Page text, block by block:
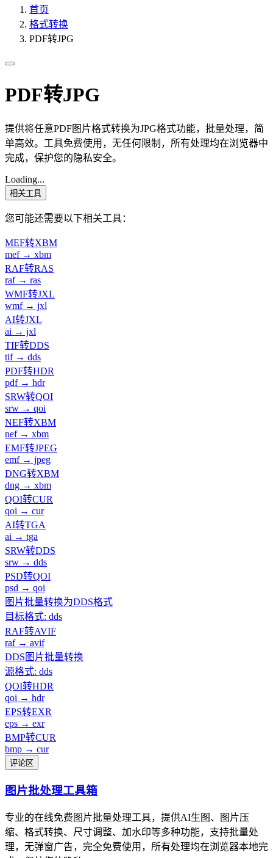
首页
格式转换
PDF转JPG
PDF转JPG
提供将任意PDF图片格式转换为JPG格式功能，批量处理，简
单高效。工具免费使用，无任何限制，所有处理均在浏览器中
完成，保护您的隐私安全。
Loading...
相关工具
您可能还需要以下相关工具：
MEF转XBM
mef → xbm
RAF转RAS
raf → ras
WMF转JXL
wmf → jxl
AI转JXL
ai → jxl
TIF转DDS
tif → dds
PDF转HDR
pdf → hdr
SRW转QOI
srw → qoi
NEF转XBM
nef → xbm
EMF转JPEG
emf → jpeg
DNG转XBM
dng → xbm
QOI转CUR
qoi → cur
AI转TGA
ai → tga
SRW转DDS
srw → dds
PSD转QOI
psd → qoi
图片批量转换为DDS格式
目标格式: dds
RAF转AVIF
raf → avif
DDS图片批量转换
源格式: dds
QOI转HDR
qoi → hdr
EPS转EXR
eps → exr
BMP转CUR
bmp → cur
评论区
图片批处理工具箱
专业的在线免费图片批量处理工具，提供AI生图、图片压
缩、格式转换、尺寸调整、加水印等多种功能，支持批量处
理，无弹窗广告，完全免费使用，所有处理均在浏览器本地完